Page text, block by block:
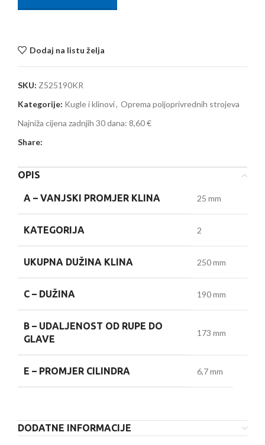
Dodaj na listu želja
SKU: Z525190KR
Kategorije: Kugle i klinovi, Oprema poljoprivrednih strojeva
Najniža cijena zadnjih 30 dana: 8,60 €
Share:
OPIS
A – VANJSKI PROMJER KLINA 25 mm
KATEGORIJA 2
UKUPNA DUŽINA KLINA 250 mm
C – DUŽINA 190 mm
B – UDALJENOST OD RUPE DO
GLAVE
173 mm
E – PROMJER CILINDRA 6,7 mm
DODATNE INFORMACIJE